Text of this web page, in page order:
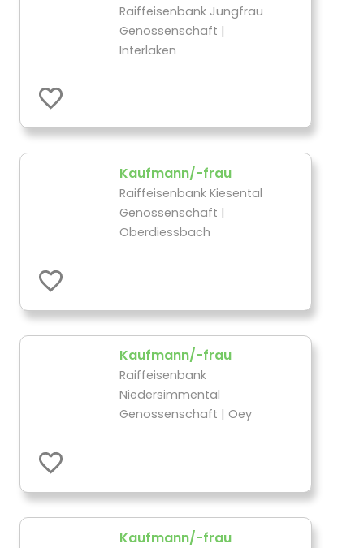
Raiffeisenbank Jungfrau
Genossenschaft |
Interlaken
Kaufmann/-frau
Raiffeisenbank Kiesental
Genossenschaft |
Oberdiessbach
Kaufmann/-frau
Raiffeisenbank
Niedersimmental
Genossenschaft | Oey
Kaufmann/-frau